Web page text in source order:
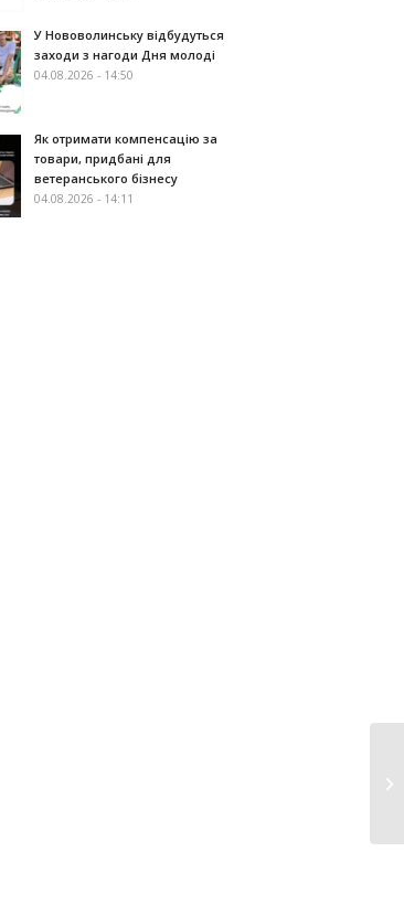
У Нововолинську відбудуться
заходи з нагоди Дня молоді
04.08.2026 - 14:50
Як отримати компенсацію за
товари, придбані для
ветеранського бізнесу
04.08.2026 - 14:11